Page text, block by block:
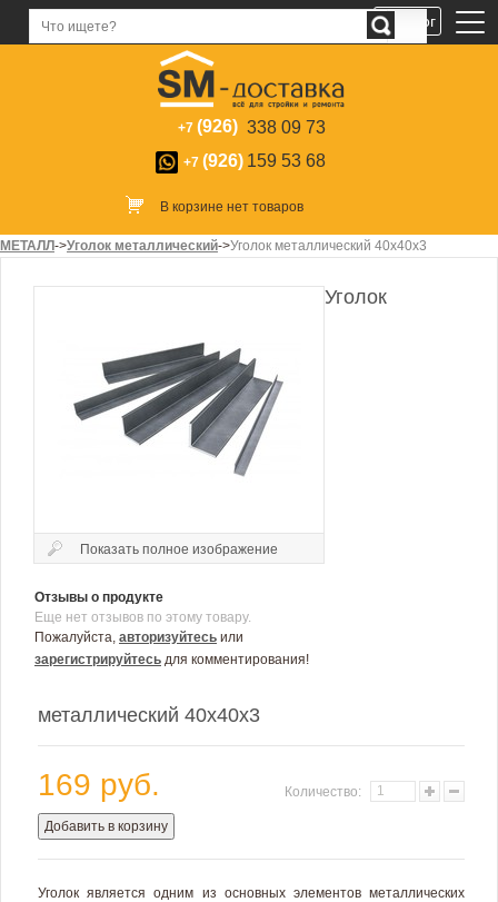
+7 (926) 338 09 73
+7 (926) 159 53 68
В корзине нет товаров
МЕТАЛЛ->Уголок металлический->Уголок металлический 40х40х3
Показать полное изображение
Отзывы о продукте
Еще нет отзывов по этому товару.
Пожалуйста, авторизуйтесь или
зарегистрируйтесь для комментирования!
Уголок
металлический 40х40х3
169 руб. Количество:
Добавить в корзину
Уголок является одним из основных элементов металлических
Каталог